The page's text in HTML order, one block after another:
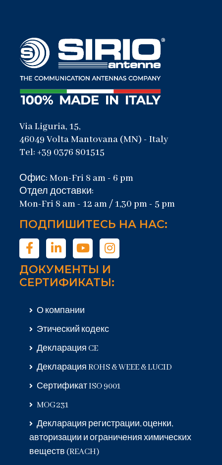
Via Liguria, 15,
46049 Volta Mantovana (MN) - Italy
Tel: +39 0376 801515
Офис: Mon-Fri 8 am - 6 pm
Отдел доставки:
Mon-Fri 8 am - 12 am / 1,30 pm - 5 pm
ПОДПИШИТЕСЬ НА НАС:
ДОКУМЕНТЫ И
СЕРТИФИКАТЫ:
О компании
Этический кодекс
Декларация CE
Декларация ROHS & WEEE & LUCID
Сертификат ISO 9001
MOG231
Декларация регистрации, оценки,
авторизации и ограничения химических
веществ (REACH)